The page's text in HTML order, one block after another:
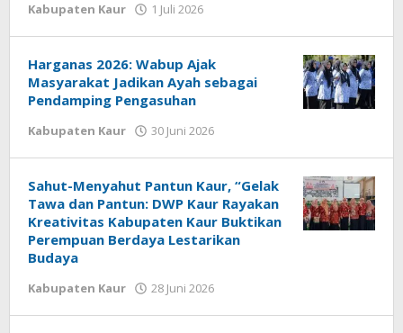
Kabupaten Kaur 1 Juli 2026
Harganas 2026: Wabup Ajak
Masyarakat Jadikan Ayah sebagai
Pendamping Pengasuhan
Kabupaten Kaur 30 Juni 2026
Sahut-Menyahut Pantun Kaur, “Gelak
Tawa dan Pantun: DWP Kaur Rayakan
Kreativitas Kabupaten Kaur Buktikan
Perempuan Berdaya Lestarikan
Budaya
Kabupaten Kaur 28 Juni 2026